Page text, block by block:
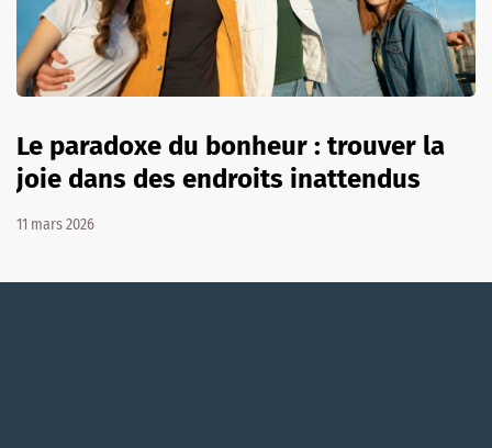
Le paradoxe du bonheur : trouver la
joie dans des endroits inattendus
11 mars 2026